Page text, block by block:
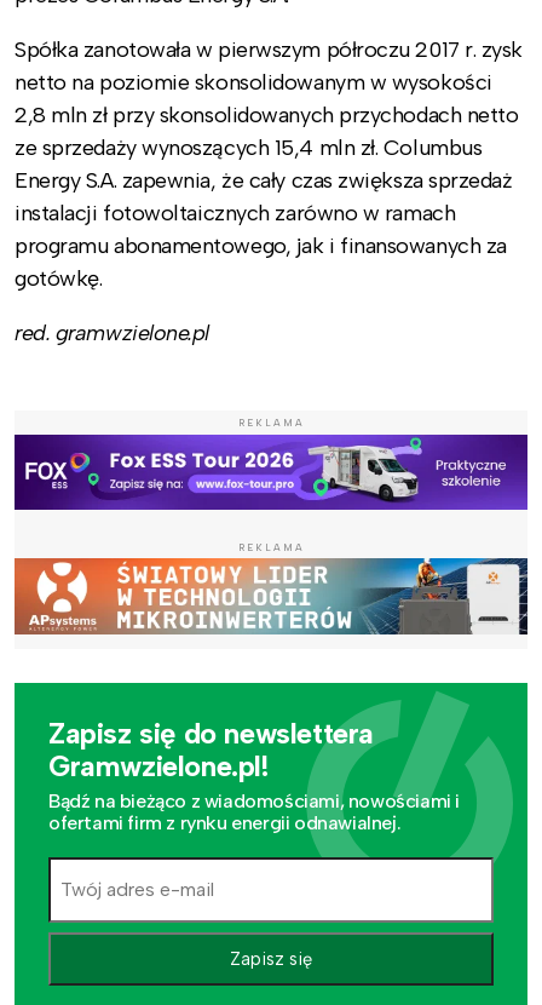
Spółka zanotowała w pierwszym półroczu 2017 r. zysk
netto na poziomie skonsolidowanym w wysokości
2,8 mln zł przy skonsolidowanych przychodach netto
ze sprzedaży wynoszących 15,4 mln zł. Columbus
Energy S.A. zapewnia, że cały czas zwiększa sprzedaż
instalacji fotowoltaicznych zarówno w ramach
programu abonamentowego, jak i finansowanych za
gotówkę.
red. gramwzielone.pl
REKLAMA
REKLAMA
Zapisz się do newslettera
Gramwzielone.pl!
Bądź na bieżąco z wiadomościami, nowościami i
ofertami firm z rynku energii odnawialnej.
Zapisz się